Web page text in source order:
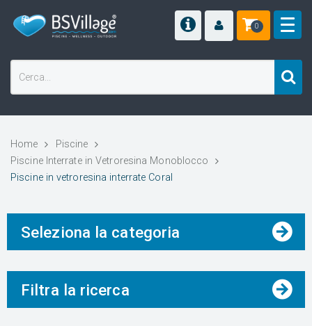
0
Home
Piscine
Piscine Interrate in Vetroresina Monoblocco
Piscine in vetroresina interrate Coral
Seleziona la categoria
Filtra la ricerca